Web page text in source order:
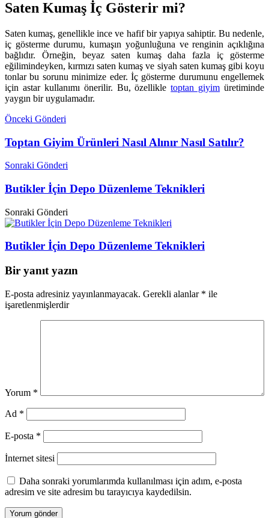
Saten Kumaş İç Gösterir mi?
Saten kumaş, genellikle ince ve hafif bir yapıya sahiptir. Bu nedenle,
iç gösterme durumu, kumaşın yoğunluğuna ve renginin açıklığına
bağlıdır. Örneğin, beyaz saten kumaş daha fazla iç gösterme
eğilimindeyken, kırmızı saten kumaş ve siyah saten kumaş gibi koyu
tonlar bu sorunu minimize eder. İç gösterme durumunu engellemek
için astar kullanımı önerilir. Bu, özellikletoptan giyim üretiminde
yaygın bir uygulamadır.
Önceki Gönderi
Toptan Giyim Ürünleri Nasıl Alınır Nasıl Satılır?
Sonraki Gönderi
Butikler İçin Depo Düzenleme Teknikleri
Sonraki Gönderi
Butikler İçin Depo Düzenleme Teknikleri
Bir yanıt yazın
E-posta adresiniz yayınlanmayacak. Gerekli alanlar * ile
işaretlenmişlerdir
Yorum *
Ad *
E-posta *
İnternet sitesi
Daha sonraki yorumlarımda kullanılması için adım, e-posta
adresim ve site adresim bu tarayıcıya kaydedilsin.